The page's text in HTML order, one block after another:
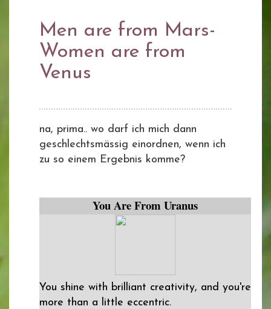
Men are from Mars-
Women are from
Venus
na, prima.. wo darf ich mich dann
geschlechtsmässig einordnen, wenn ich
zu so einem Ergebnis komme?
You Are From Uranus
You shine with brilliant creativity, and you're
more than a little eccentric.